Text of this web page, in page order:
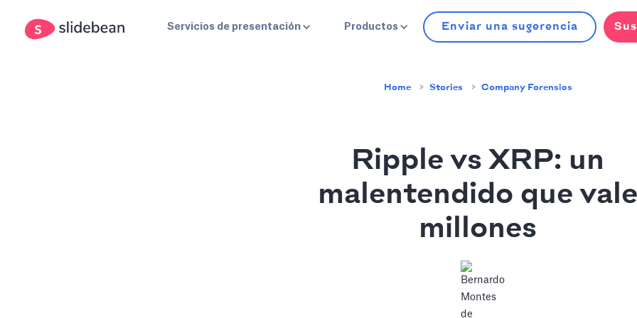
Servicios de presentación Productos Enviar una sugerencia
Home Stories Company Forensics
Ripple vs XRP: un
malentendido que vale
millones